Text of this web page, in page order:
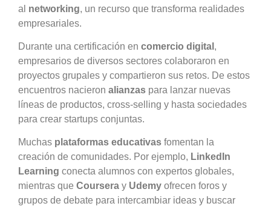
al networking, un recurso que transforma realidades
empresariales.
Durante una certificación en comercio digital ,
empresarios de diversos sectores colaboraron en
proyectos grupales y compartieron sus retos. De estos
encuentros nacieron alianzas para lanzar nuevas
líneas de productos, cross-selling y hasta sociedades
para crear startups conjuntas.
Muchas plataformas educativas fomentan la
creación de comunidades. Por ejemplo, LinkedIn
Learning conecta alumnos con expertos globales,
mientras que Coursera y Udemy ofrecen foros y
grupos de debate para intercambiar ideas y buscar